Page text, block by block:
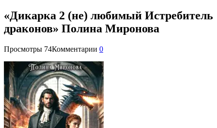
«Дикарка 2 (не) любимый Истребитель
драконов» Полина Миронова
Просмотры 74Комментарии 0